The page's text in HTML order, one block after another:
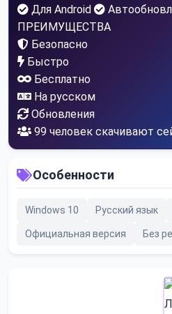
Для Android
ПРЕИМУЩЕСТВА
Безопасно
Быстро
Бесплатно
На русском
Обновления
102человек скачивают
Особенности
Windows 10 Русский язык
Официальная версия Без